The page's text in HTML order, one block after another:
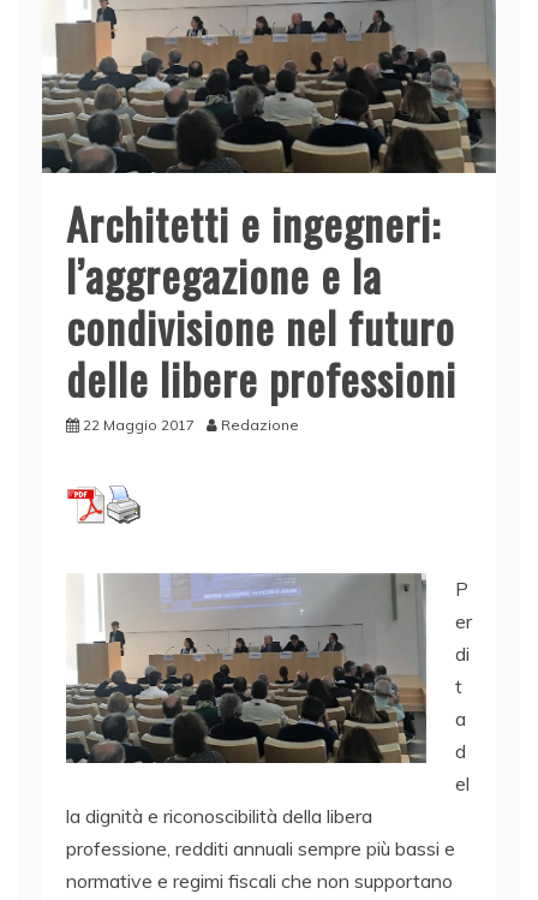
Architetti e ingegneri:
l’aggregazione e la
condivisione nel futuro
delle libere professioni
22 Maggio 2017 Redazione
P
er
di
t
a
d
el
la dignità e riconoscibilità della libera
professione, redditi annuali sempre più bassi e
normative e regimi fiscali che non supportano